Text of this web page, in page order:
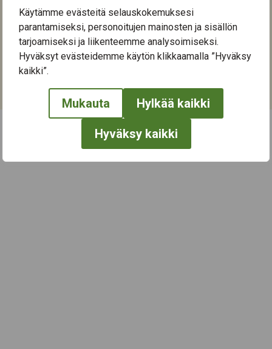
Käytämme evästeitä selauskokemuksesi
parantamiseksi, personoitujen mainosten ja sisällön
tarjoamiseksi ja liikenteemme analysoimiseksi.
Hyväksyt evästeidemme käytön klikkaamalla ”Hyväksy
kaikki”.
Mukauta Hylkää kaikki
Hyväksy kaikki
Tapahtumapaikka:
Kaukaharjukeskus
Keskisenkatu 13-15
33710
Tampere
← Näytä kaikki tapahtumat